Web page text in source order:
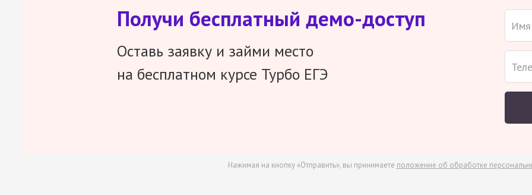
Получи бесплатный демо-доступ
Оставь заявку и займи место
на бесплатном курсе Турбо ЕГЭ
Нажимая на кнопку «Отправить», вы принимаете положение об обработке